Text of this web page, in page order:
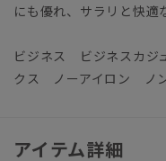
にも優れ、サラリと快適
ビジネス ビジネスカ
クス ノーアイロン ノ
アイテム詳細